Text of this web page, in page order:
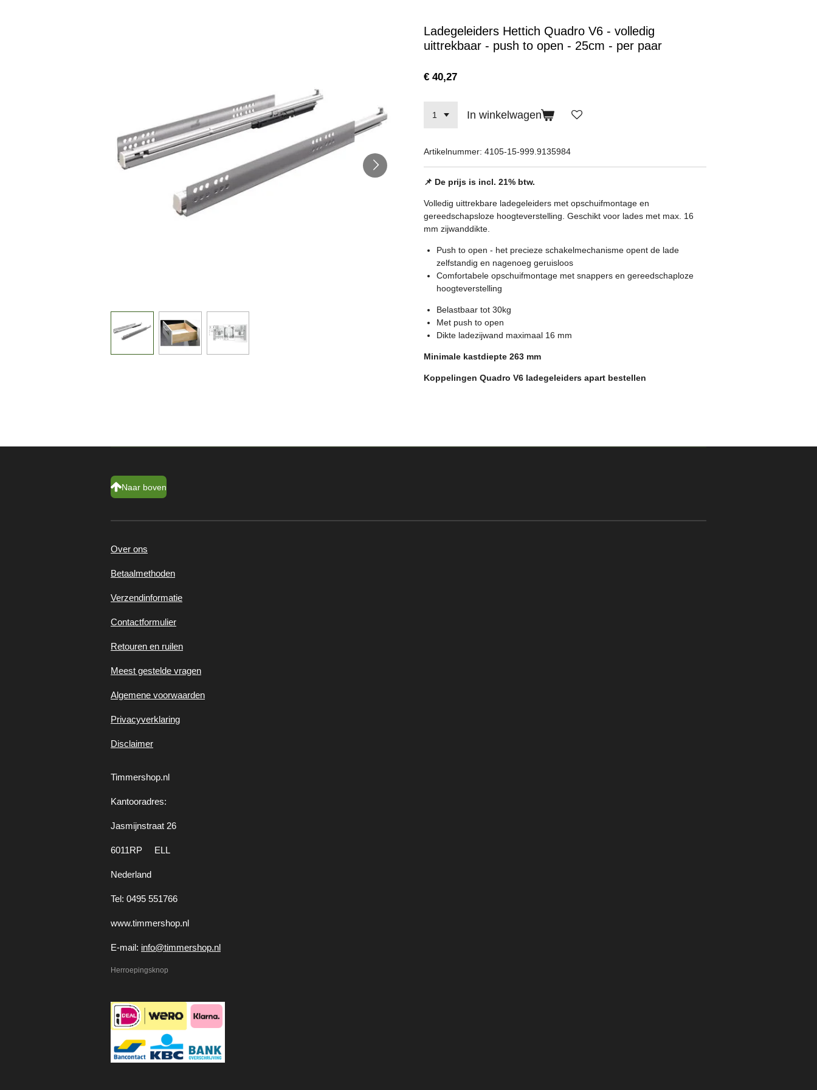
Ladegeleiders Hettich Quadro V6 - volledig
uittrekbaar - push to open - 25cm - per paar
€ 40,27
In winkelwagen
Artikelnummer: 4105-15-999.9135984
📌 De prijs is incl. 21% btw.
Volledig uittrekbare ladegeleiders met opschuifmontage en
gereedschapsloze hoogteverstelling. Geschikt voor lades met max. 16
mm zijwanddikte.
Push to open - het precieze schakelmechanisme opent de lade
zelfstandig en nagenoeg geruisloos
Comfortabele opschuifmontage met snappers en gereedschaploze
hoogteverstelling
Belastbaar tot 30kg
Met push to open
Dikte ladezijwand maximaal 16 mm
Minimale kastdiepte 263 mm
Koppelingen Quadro V6 ladegeleiders apart bestellen
Naar boven
Over ons
Betaalmethoden
Verzendinformatie
Contactformulier
Retouren en ruilen
Meest gestelde vragen
Algemene voorwaarden
Privacyverklaring
Disclaimer
Timmershop.nl
Kantooradres:
Jasmijnstraat 26
6011RP ELL
Nederland
Tel: 0495 551766
www.timmershop.nl
E-mail: info@timmershop.nl
Herroepingsknop